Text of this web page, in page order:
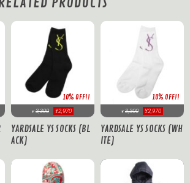
10% OFF!!
¥ 3,300 ¥2,970
YARDSALE YS SOCKS (BL
ACK)
10% OFF!!
¥ 3,300 ¥2,970
YARDSALE YS SOCKS (WH
ITE)